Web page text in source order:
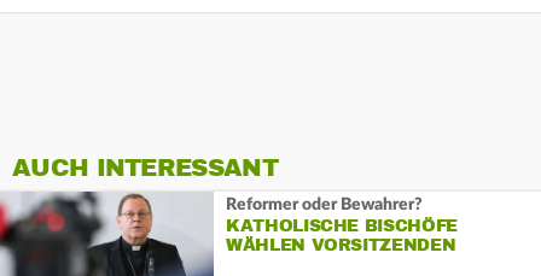
AUCH INTERESSANT
Reformer oder Bewahrer?
KATHOLISCHE BISCHÖFE
WÄHLEN VORSITZENDEN